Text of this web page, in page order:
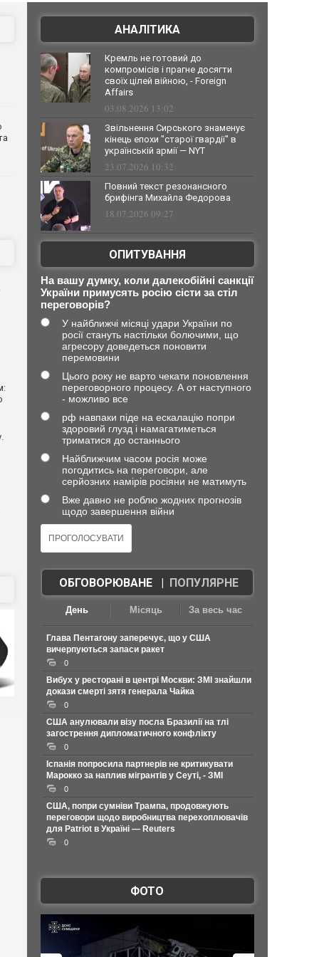
АНАЛІТИКА
Кремль не готовий до
компромісів і прагне досягти
своїх цілей війною, - Foreign
Affairs
03.08.2026 13:02
Звільнення Сирського знаменує
кінець епохи "старої гвардії" в
українській армії — NYT
23.07.2026 10:32
Повний текст резонансного
брифінга Михайла Федорова
18.07.2026 09:27
ОПИТУВАННЯ
На вашу думку, коли далекобійні санкції
України примусять росію сісти за стіл
переговорів?
У найближчі місяці удари України по
росії стануть настільки болючими, що
агресору доведеться поновити
перемовини
Цього року не варто чекати поновлення
переговорного процесу. А от наступного
- можливо все
рф навпаки піде на ескалацію попри
здоровий глузд і намагатиметься
триматися до останнього
Найближчим часом росія може
погодитись на переговори, але
серйозних намірів росіяни не матимуть
Вже давно не роблю жодних прогнозів
щодо завершення війни
ОБГОВОРЮВАНЕ| ПОПУЛЯРНЕ
День Місяць За весь час
Глава Пентагону заперечує, що у США
вичерпуються запаси ракет
0
Вибух у ресторані в центрі Москви: ЗМІ знайшли
докази смерті зятя генерала Чайка
0
США анулювали візу посла Бразилії на тлі
загострення дипломатичного конфлікту
0
Іспанія попросила партнерів не критикувати
Марокко за наплив мігрантів у Сеуті, - ЗМІ
0
США, попри сумніви Трампа, продовжують
переговори щодо виробництва перехоплювачів
для Patriot в Україні — Reuters
0
ФОТО